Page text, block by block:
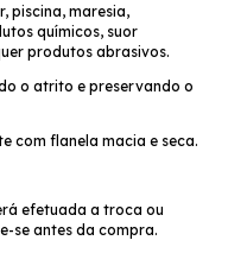
piscina, maresia,
químicos, suor
produtos abrasivos.
o atrito e preservando o
com flanela macia e seca.
efetuada a troca ou
se antes da compra.